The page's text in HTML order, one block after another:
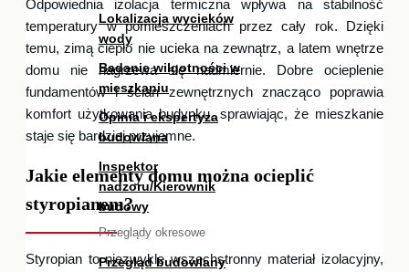
Lokalizacja wycieków
wody
Badanie wilgotności w
mieszkaniu
Opinia i ekspertyza
budowlana
Inspektor
nadzoru/Kierownik
budowy
Przeglądy okresowe
Przegląd budowlany
Odpowiednia izolacja termiczna wpływa na stabilność
temperatury w pomieszczeniach przez cały rok. Dzięki
temu, zimą ciepło nie ucieka na zewnątrz, a latem wnętrze
domu nie nagrzewa się nadmiernie. Dobre ocieplenie
fundamentów i ścian zewnętrznych znacząco poprawia
komfort użytkowania budynku, sprawiając, że mieszkanie
staje się bardziej przyjemne.
Jakie elementy domu można ocieplić
styropianem?
Styropian to niezwykle wszechstronny materiał izolacyjny,